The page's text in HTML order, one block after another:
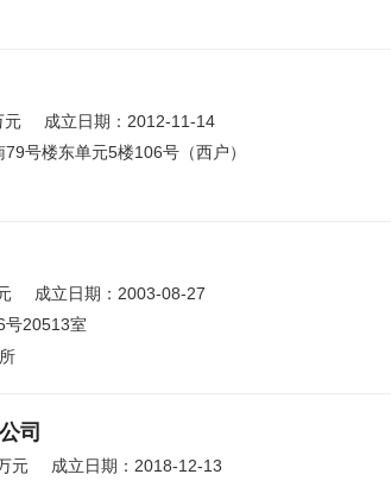
元
成立日期：2012-11-14
号楼东单元5楼106号（西户）
成立日期：2003-08-27
号20513室
司
元
成立日期：2018-12-13